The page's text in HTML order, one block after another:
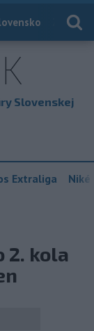
Slovenskej
Extraliga
2. kola